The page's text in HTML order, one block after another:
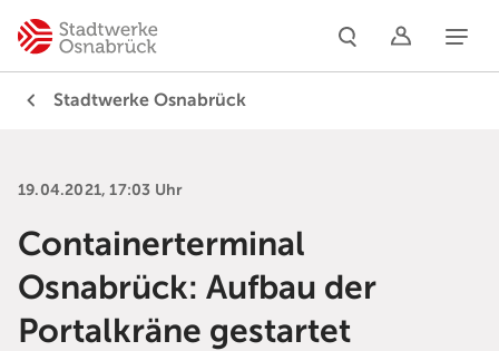
Stadtwerke Osnabrück
19.04.2021, 17:03 Uhr
Containerterminal
Osnabrück: Aufbau der
Portalkräne gestartet